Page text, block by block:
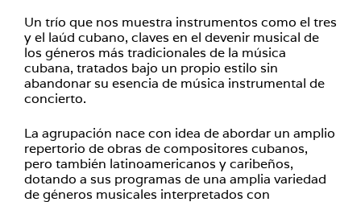
Un trío que nos muestra instrumentos como el tres
y el laúd cubano, claves en el devenir musical de
los géneros más tradicionales de la música
cubana, tratados bajo un propio estilo sin
abandonar su esencia de música instrumental de
concierto.
La agrupación nace con idea de abordar un amplio
repertorio de obras de compositores cubanos,
pero también latinoamericanos y caribeños,
dotando a sus programas de una amplia variedad
de géneros musicales interpretados con